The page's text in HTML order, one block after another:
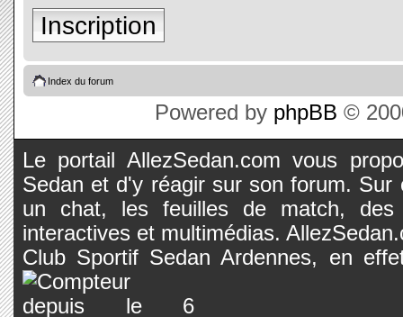
Inscription
Index du forum
Powered by phpBB ©
Le portail AllezSedan.com vous
Sedan et d'y réagir sur son forum.
un chat, les feuilles de match, des
interactives et multimédias.
Club Sportif Sedan Ardennes, en